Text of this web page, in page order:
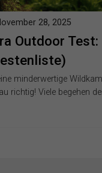
Outdoor Test:
28, 2025
minderwertige
richtig! Viele begehen